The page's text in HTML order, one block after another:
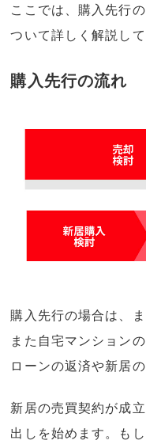
ここでは、購入先行
ついて詳しく解説して
購入先行の流れ
購入先行の場合は、
また自宅マンション
ローンの返済や新居
新居の売買契約が成
出しを始めます。も